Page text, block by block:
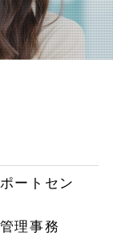
ートセン
理事務